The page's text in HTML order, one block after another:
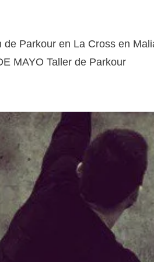
de Parkour en La Cross en
MAYO Taller de Parkour